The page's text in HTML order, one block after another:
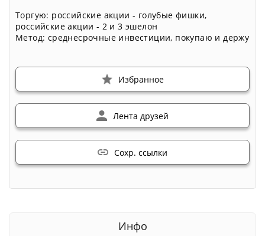
Торгую: российские акции - голубые фишки,
российские акции - 2 и 3 эшелон
Метод: среднесрочные инвестиции, покупаю и держу
Избранное
Лента друзей
Сохр. ссылки
Инфо